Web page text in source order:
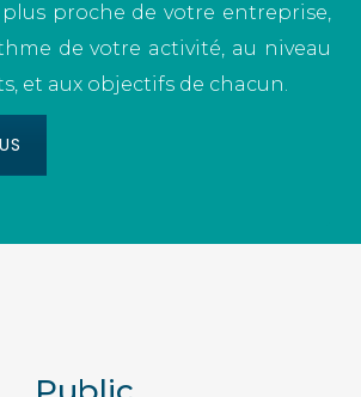
proche de votre entreprise,
de votre activité, au niveau
et aux objectifs de chacun.